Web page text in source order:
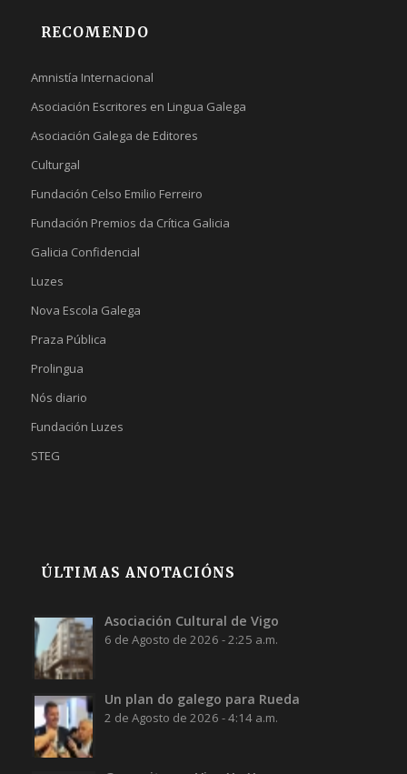
RECOMENDO
Amnistía Internacional
Asociación Escritores en Lingua Galega
Asociación Galega de Editores
Culturgal
Fundación Celso Emilio Ferreiro
Fundación Premios da Crítica Galicia
Galicia Confidencial
Luzes
Nova Escola Galega
Praza Pública
Prolingua
Nós diario
Fundación Luzes
STEG
ÚLTIMAS ANOTACIÓNS
Asociación Cultural de Vigo
6 de Agosto de 2026 - 2:25 a.m.
Un plan do galego para Rueda
2 de Agosto de 2026 - 4:14 a.m.